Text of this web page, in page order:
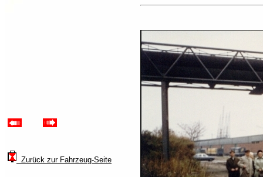
Zurück zur Fahrzeug-Seite